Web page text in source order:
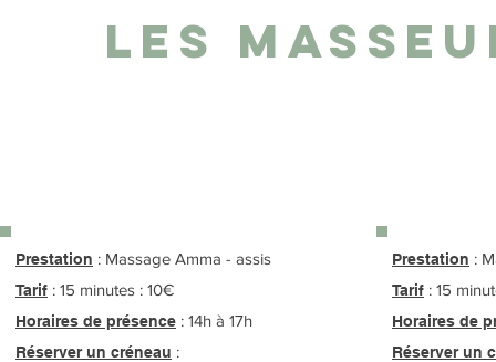
LES
Prestation : Massage Amma - assis
Tarif : 15 minutes : 10€
Horaires de présence : 14h à 17h
Réserver un créneau :
Prestation :
Tarif : 15
Horaires de
Réserver un